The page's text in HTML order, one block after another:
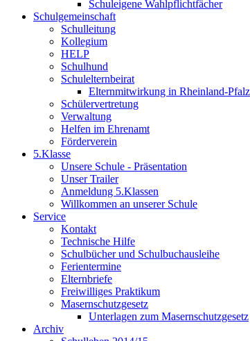
Schuleigene Wahlpflichtfächer
Schulgemeinschaft
Schulleitung
Kollegium
HELP
Schulhund
Schulelternbeirat
Elternmitwirkung in Rheinland-Pfalz
Schülervertretung
Verwaltung
Helfen im Ehrenamt
Förderverein
5.Klasse
Unsere Schule - Präsentation
Unser Trailer
Anmeldung 5.Klassen
Willkommen an unserer Schule
Service
Kontakt
Technische Hilfe
Schulbücher und Schulbuchausleihe
Ferientermine
Elternbriefe
Freiwilliges Praktikum
Masernschutzgesetz
Unterlagen zum Masernschutzgesetz
Archiv